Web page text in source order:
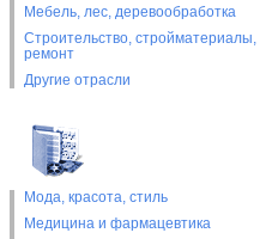
Мебель, лес, деревообработка
Строительство, стройматериалы,
ремонт
Другие отрасли
Мода, красота, стиль
Медицина и фармацевтика